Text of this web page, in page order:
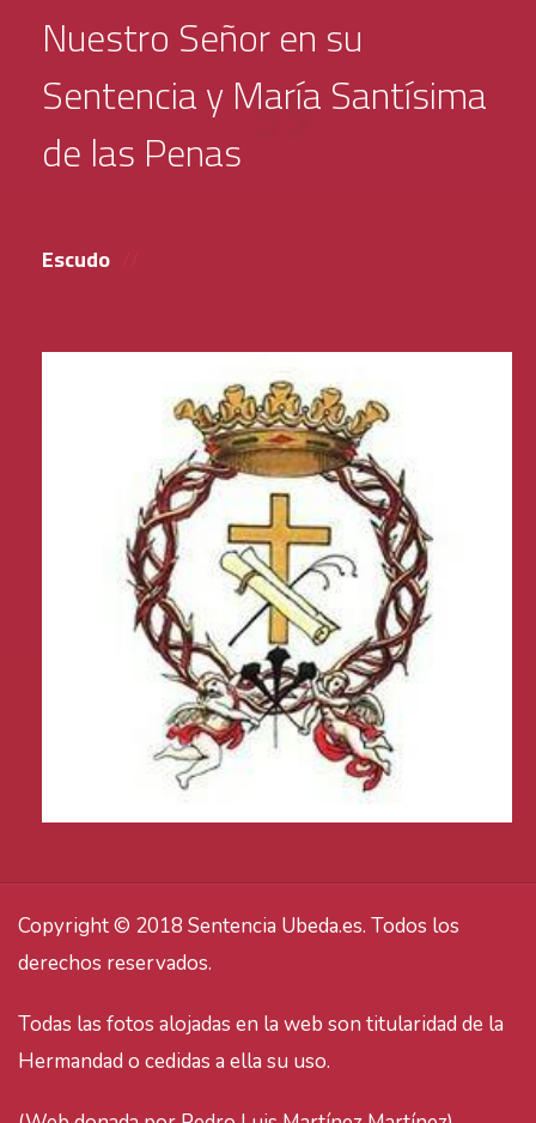
Nuestro Señor en su
Sentencia y María Santísima
de las Penas
Escudo
Copyright © 2018 Sentencia Ubeda.es. Todos los
derechos reservados.
Todas las fotos alojadas en la web son titularidad de la
Hermandad o cedidas a ella su uso.